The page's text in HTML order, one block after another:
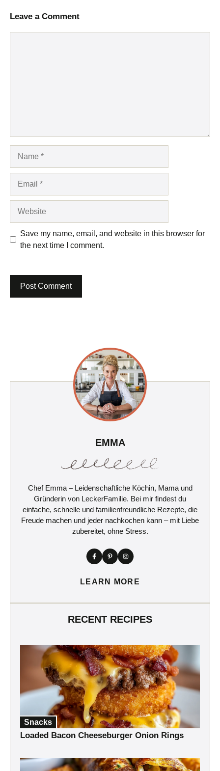
Leave a Comment
Save my name, email, and website in this browser for
the next time I comment.
EMMA
Chef Emma – Leidenschaftliche Köchin, Mama und
Gründerin von LeckerFamilie. Bei mir findest du
einfache, schnelle und familienfreundliche Rezepte, die
Freude machen und jeder nachkochen kann – mit Liebe
zubereitet, ohne Stress.
LEARN MORE
RECENT RECIPES
Snacks
Loaded Bacon Cheeseburger Onion Rings